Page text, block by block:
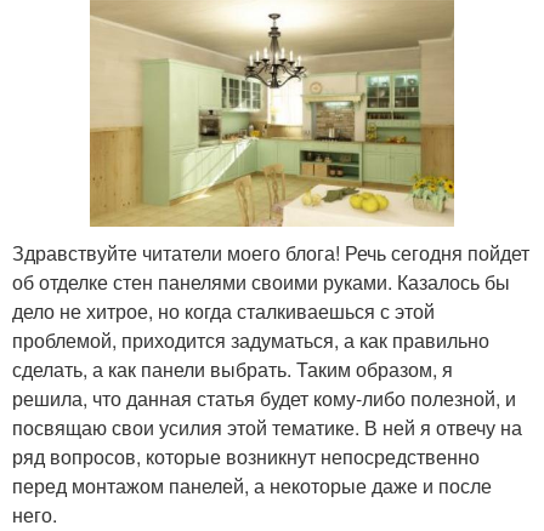
Здравствуйте читатели моего блога! Речь сегодня пойдет
об отделке стен панелями своими руками. Казалось бы
дело не хитрое, но когда сталкиваешься с этой
проблемой, приходится задуматься, а как правильно
сделать, а как панели выбрать. Таким образом, я
решила, что данная статья будет кому-либо полезной, и
посвящаю свои усилия этой тематике. В ней я отвечу на
ряд вопросов, которые возникнут непосредственно
перед монтажом панелей, а некоторые даже и после
него.